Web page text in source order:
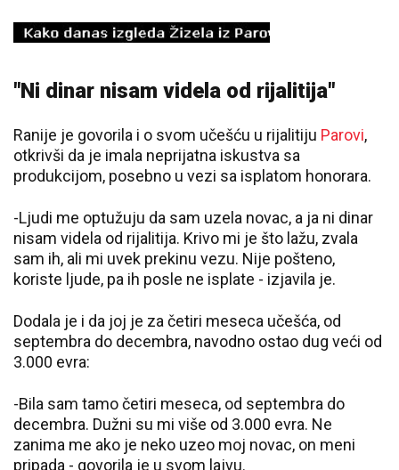
"Ni dinar nisam videla od rijalitija"
Ranije je govorila i o svom učešću u rijalitiju Parovi,
otkrivši da je imala neprijatna iskustva sa
produkcijom, posebno u vezi sa isplatom honorara.
-Ljudi me optužuju da sam uzela novac, a ja ni dinar
nisam videla od rijalitija. Krivo mi je što lažu, zvala
sam ih, ali mi uvek prekinu vezu. Nije pošteno,
koriste ljude, pa ih posle ne isplate - izjavila je.
Dodala je i da joj je za četiri meseca učešća, od
septembra do decembra, navodno ostao dug veći od
3.000 evra:
-Bila sam tamo četiri meseca, od septembra do
decembra. Dužni su mi više od 3.000 evra. Ne
zanima me ako je neko uzeo moj novac, on meni
pripada - govorila je u svom lajvu.